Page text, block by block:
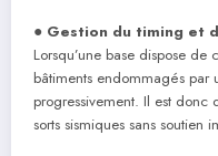
● Gestion du timing et
Lorsqu’une base dispose de
bâtiments endommagés par
progressivement. Il est donc
sorts sismiques sans soutien